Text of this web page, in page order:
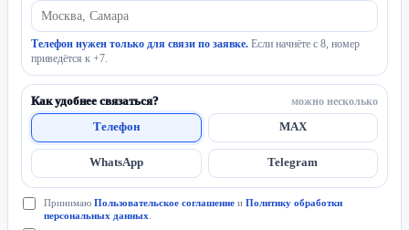
Телефон нужен только для связи по заявке. Если начнёте с 8, номер
приведётся к +7.
Как удобнее связаться? можно несколько
Телефон MAX
WhatsApp Telegram
Принимаю Пользовательское соглашение и Политику обработки
персональных данных